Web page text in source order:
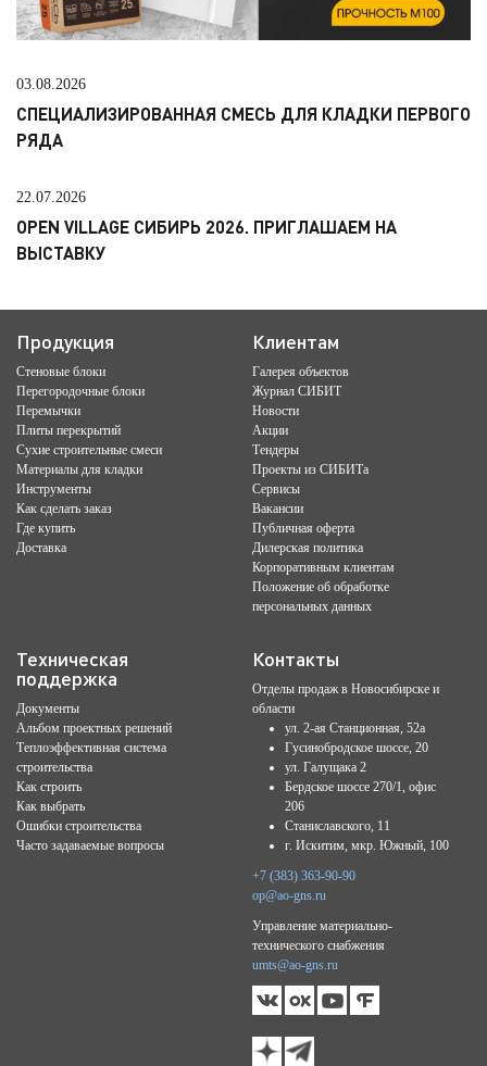
03.08.2026
СПЕЦИАЛИЗИРОВАННАЯ СМЕСЬ ДЛЯ КЛАДКИ ПЕРВОГО
РЯДА
22.07.2026
OPEN VILLAGE СИБИРЬ 2026. ПРИГЛАШАЕМ НА
ВЫСТАВКУ
Продукция
Стеновые блоки
Перегородочные блоки
Перемычки
Плиты перекрытий
Сухие строительные смеси
Материалы для кладки
Инструменты
Как сделать заказ
Где купить
Доставка
Клиентам
Галерея объектов
Журнал СИБИТ
Новости
Акции
Тендеры
Проекты из СИБИТа
Сервисы
Вакансии
Публичная оферта
Дилерская политика
Корпоративным клиентам
Положение об обработке
персональных данных
Техническая
поддержка
Документы
Альбом проектных решений
Теплоэффективная система
строительства
Как строить
Как выбрать
Ошибки строительства
Часто задаваемые вопросы
Контакты
Отделы продаж в Новосибирске и
области
ул. 2-ая Станционная, 52а
Гусинобродское шоссе, 20
ул. Галущака 2
Бердское шоссе 270/1, офис
206
Станиславского, 11
г. Искитим, мкр. Южный, 100
+7 (383) 363-90-90
op@ao-gns.ru
Управление материально-
технического снабжения
umts@ao-gns.ru